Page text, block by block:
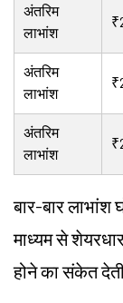
अंतरिम
लाभांश
अंतरिम
लाभांश
अंतरिम
लाभांश
बार-बार
माध्यम से
होने का संकेत